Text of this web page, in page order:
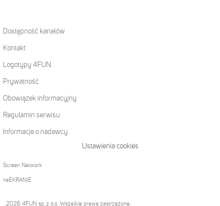
Dostępność kanałów
Kontakt
Logotypy 4FUN
Prywatność
Obowiązek informacyjny
Regulamin serwisu
Informacje o nadawcy
Ustawienia cookies
Screen Network
naEKRANIE
2026 4FUN sp. z o.o. Wszelkie prawa zastrzeżone.